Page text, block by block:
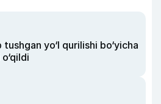
yo‘l qurilishi bo‘yicha